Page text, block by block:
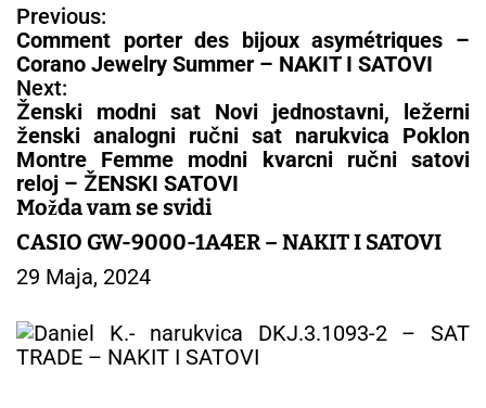
N
a
v
i
g
a
c
i
j
a
č
l
n
a
k
Previous:
Comment porter des bijoux asymétriques –
Corano Jewelry Summer – NAKIT I SATOVI
Next:
Ženski modni sat Novi jednostavni, ležerni
ženski analogni ručni sat narukvica Poklon
Montre Femme modni kvarcni ručni satovi
reloj – ŽENSKI SATOVI
Možda vam se svidi
CASIO GW-9000-1A4ER – NAKIT I SATOVI
29 Maja, 2024